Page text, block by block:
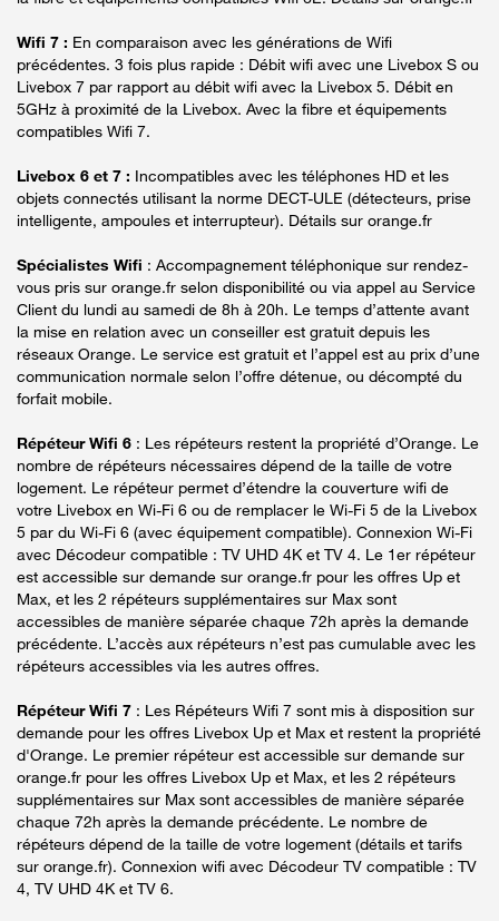
Wifi 7 : En comparaison avec les générations de Wifi
précédentes. 3 fois plus rapide : Débit wifi avec une Livebox S ou
Livebox 7 par rapport au débit wifi avec la Livebox 5. Débit en
5GHz à proximité de la Livebox. Avec la fibre et équipements
compatibles Wifi 7.
Livebox 6 et 7 : Incompatibles avec les téléphones HD et les
objets connectés utilisant la norme DECT-ULE (détecteurs, prise
intelligente, ampoules et interrupteur). Détails sur orange.fr
Spécialistes Wifi : Accompagnement téléphonique sur rendez-
vous pris sur orange.fr selon disponibilité ou via appel au Service
Client du lundi au samedi de 8h à 20h. Le temps d’attente avant
la mise en relation avec un conseiller est gratuit depuis les
réseaux Orange. Le service est gratuit et l’appel est au prix d’une
communication normale selon l’offre détenue, ou décompté du
forfait mobile.
Répéteur Wifi 6 : Les répéteurs restent la propriété d’Orange. Le
nombre de répéteurs nécessaires dépend de la taille de votre
logement. Le répéteur permet d’étendre la couverture wifi de
votre Livebox en Wi-Fi 6 ou de remplacer le Wi-Fi 5 de la Livebox
5 par du Wi-Fi 6 (avec équipement compatible). Connexion Wi-Fi
avec Décodeur compatible : TV UHD 4K et TV 4. Le 1er répéteur
est accessible sur demande sur orange.fr pour les offres Up et
Max, et les 2 répéteurs supplémentaires sur Max sont
accessibles de manière séparée chaque 72h après la demande
précédente. L’accès aux répéteurs n’est pas cumulable avec les
répéteurs accessibles via les autres offres.
Répéteur Wifi 7 : Les Répéteurs Wifi 7 sont mis à disposition sur
demande pour les offres Livebox Up et Max et restent la propriété
d'Orange. Le premier répéteur est accessible sur demande sur
orange.fr pour les offres Livebox Up et Max, et les 2 répéteurs
supplémentaires sur Max sont accessibles de manière séparée
chaque 72h après la demande précédente. Le nombre de
répéteurs dépend de la taille de votre logement (détails et tarifs
sur orange.fr). Connexion wifi avec Décodeur TV compatible : TV
4, TV UHD 4K et TV 6.